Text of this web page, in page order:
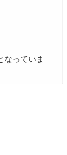
なっていま